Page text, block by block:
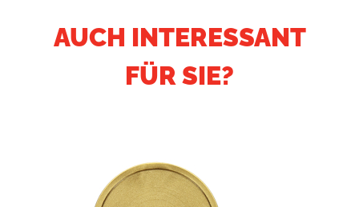
AUCH INTERESSANT
FÜR SIE?